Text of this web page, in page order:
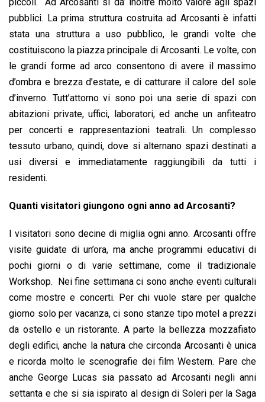
piccoli. Ad Arcosanti si da’ inoltre molto valore agli spazi
pubblici. La prima struttura costruita ad Arcosanti è infatti
stata una struttura a uso pubblico, le grandi volte che
costituiscono la piazza principale di Arcosanti. Le volte, con
le grandi forme ad arco consentono di avere il massimo
d’ombra e brezza d’estate, e di catturare il calore del sole
d’inverno. Tutt’attorno vi sono poi una serie di spazi con
abitazioni private, uffici, laboratori, ed anche un anfiteatro
per concerti e rappresentazioni teatrali. Un complesso
tessuto urbano, quindi, dove si alternano spazi destinati a
usi diversi e immediatamente raggiungibili da tutti i
residenti.
Quanti visitatori giungono ogni anno ad Arcosanti?
I visitatori sono decine di miglia ogni anno. Arcosanti offre
visite guidate di un’ora, ma anche programmi educativi di
pochi giorni o di varie settimane, come il tradizionale
Workshop. Nei fine settimana ci sono anche eventi culturali
come mostre e concerti. Per chi vuole stare per qualche
giorno solo per vacanza, ci sono stanze tipo motel a prezzi
da ostello e un ristorante. A parte la bellezza mozzafiato
degli edifici, anche la natura che circonda Arcosanti è unica
e ricorda molto le scenografie dei film Western. Pare che
anche George Lucas sia passato ad Arcosanti negli anni
settanta e che si sia ispirato al design di Soleri per la Saga